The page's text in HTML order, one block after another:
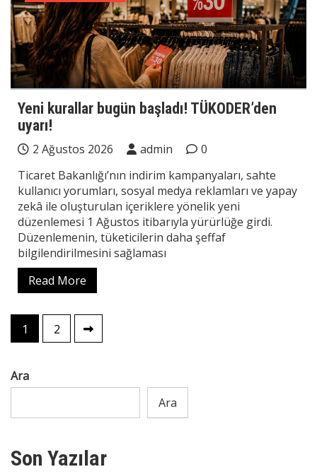
Yeni kurallar bugün başladı! TÜKODER’den
uyarı!
2 Ağustos 2026 admin
0
Ticaret Bakanlığı’nın indirim kampanyaları, sahte
kullanıcı yorumları, sosyal medya reklamları ve yapay
zekâ ile oluşturulan içeriklere yönelik yeni
düzenlemesi 1 Ağustos itibarıyla yürürlüğe girdi.
Düzenlemenin, tüketicilerin daha şeffaf
bilgilendirilmesini sağlaması
Read More
Yazı
sayfalaması
1 2
Ara
Ara
Son Yazılar